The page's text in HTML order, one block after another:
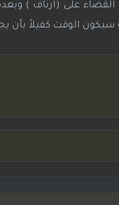
على (ارناف )
الوقت كفيلاً بأن